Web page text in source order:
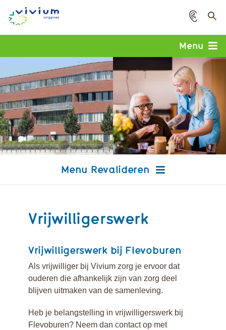
Menu
Revalideren
Crisisopname
Restaurant
Flevoburen
Vrijwilligerswerk
Contactgegevens
Vrijwilligerswerk
Vrijwilligerswerk bij Flevoburen
Als vrijwilliger bij Vivium zorg je ervoor dat
ouderen die afhankelijk zijn van zorg deel
blijven uitmaken van de samenleving.
Heb je belangstelling in vrijwilligerswerk bij
Flevoburen? Neem dan contact op met